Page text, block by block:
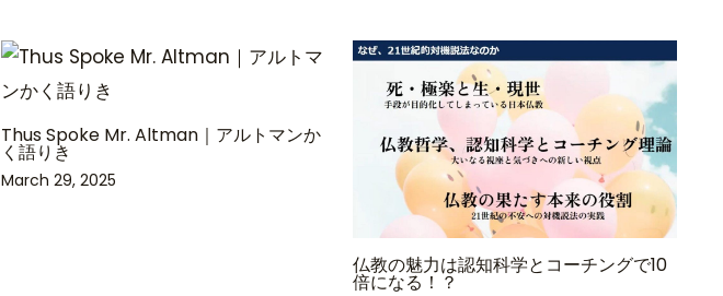
Thus Spoke Mr. Altman｜アルトマンか
く語りき
March 29, 2025
仏教の魅力は認知科学とコーチングで10
倍になる！？